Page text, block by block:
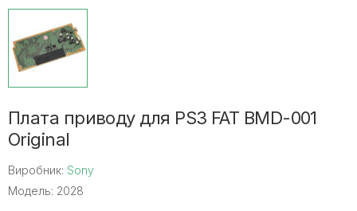
Плата приводу для PS3 FAT BMD-001
Original
Виробник: Sony
Модель: 2028